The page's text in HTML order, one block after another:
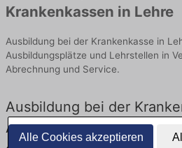
Alle Cookies akzeptieren
Krankenkassen in Lehre
Ausbildung bei der Krankenkasse in
Ausbildungsplätze und Lehrstellen in
Abrechnung und Service.
Ausbildung bei der
Ausbildungsplätze und